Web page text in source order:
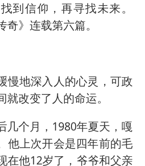
夯实基础开新局
到信仰，再寻找未来。
》连载第六篇。
慢地深入人的心灵，可政
改变了人的命运。
几个月，1980年夏天，嘎
他上次开会是四年前的毛
在他12岁了，爷爷和父亲